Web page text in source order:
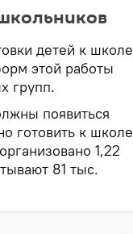
детей к школе
этой работы
групп.
появиться
готовить к школе
1,22
81 тыс.